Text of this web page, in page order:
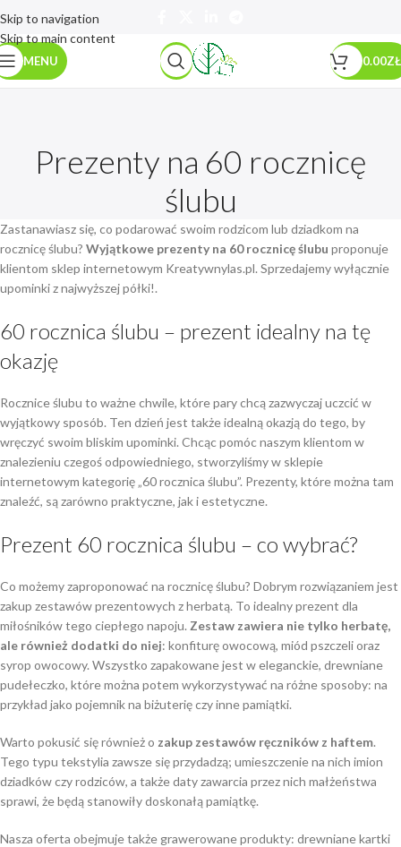
Skip to navigation
Skip to main content
MENU 0.00ZŁ
Prezenty na 60 rocznicę
ślubu
Zastanawiasz się, co podarować swoim rodzicom lub dziadkom na
rocznicę ślubu? Wyjątkowe prezenty na 60 rocznicę ślubu proponuje
klientom sklep internetowym Kreatywnylas.pl. Sprzedajemy wyłącznie
upominki z najwyższej półki!.
60 rocznica ślubu – prezent idealny na tę
okazję
Rocznice ślubu to ważne chwile, które pary chcą zazwyczaj uczcić w
wyjątkowy sposób. Ten dzień jest także idealną okazją do tego, by
wręczyć swoim bliskim upominki. Chcąc pomóc naszym klientom w
znalezieniu czegoś odpowiedniego, stworzyliśmy w sklepie
internetowym kategorię „60 rocznica ślubu”. Prezenty, które można tam
znaleźć, są zarówno praktyczne, jak i estetyczne.
Prezent 60 rocznica ślubu – co wybrać?
Co możemy zaproponować na rocznicę ślubu? Dobrym rozwiązaniem jest
zakup zestawów prezentowych z herbatą. To idealny prezent dla
miłośników tego ciepłego napoju. Zestaw zawiera nie tylko herbatę,
ale również dodatki do niej: konfiturę owocową, miód pszczeli oraz
syrop owocowy. Wszystko zapakowane jest w eleganckie, drewniane
pudełeczko, które można potem wykorzystywać na różne sposoby: na
przykład jako pojemnik na biżuterię czy inne pamiątki.
Warto pokusić się również o zakup zestawów ręczników z haftem.
Tego typu tekstylia zawsze się przydadzą; umieszczenie na nich imion
dziadków czy rodziców, a także daty zawarcia przez nich małżeństwa
sprawi, że będą stanowiły doskonałą pamiątkę.
Nasza oferta obejmuje także grawerowane produkty: drewniane kartki